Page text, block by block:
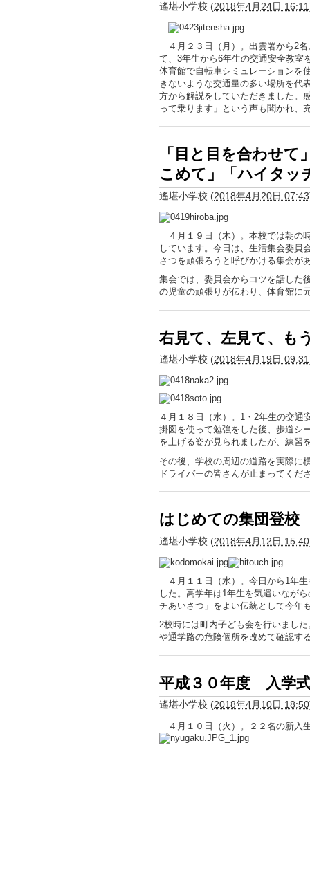
遙堪小学校 (2018年4月24日 16:11
４月２３日（月）。出雲署から2
て、3年生から6年生の交通安全教室
体育館で自転車シミュレーションを
きないような交通量の多い場所を代
方から解説をしていただきました。
って乗ります」という声も聞かれ、
「目と目を合わせ
こめて」「ハイタッ
遙堪小学校 (2018年4月20日 07:43
４月１９日（木）。本校では朝の
しています。今日は、生活集会委員
さつを頑張ろうと呼びかける集会が
集会では、委員会からコツを話した
の児童の頑張りが伝わり、体育館に
右見て、左見て、も
遙堪小学校 (2018年4月19日 09:31
４月１８日（水）。1・2年生の交
掛図を使って勉強をした後、歩道シ
を上げる姿が見られましたが、練習
その後、学校の周辺の道路を実際に
ドライバーの皆さんが止まってくだ
はじめての集団登校
遙堪小学校 (2018年4月12日 15:40
４月１１日（水）。今日から1年
した。高学年は1年生を気遣いなが
チあいさつ」をよい伝統として今年
2校時には町内子ども会を行いまし
や通学路の危険個所を改めて確認す
平成３０年度 入学
遙堪小学校 (2018年4月10日 18:50
４月１０日（火）。２２名の新入